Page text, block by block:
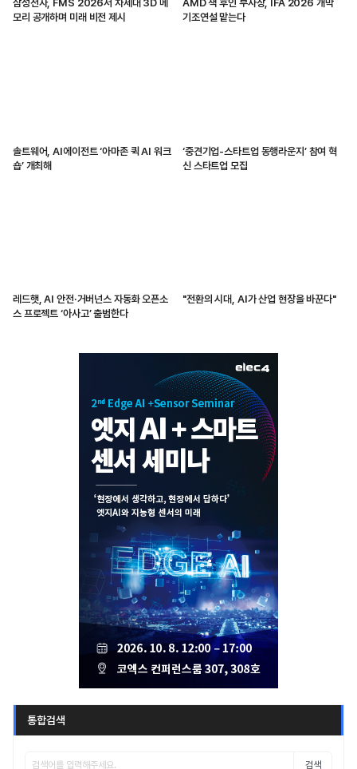
삼성전자, FMS 2026서 차세대 3D 메
모리 공개하며 미래 비전 제시
AMD 잭 후인 부사장, IFA 2026 개막
기조연설 맡는다
솔트웨어, AI에이전트 ‘아마존 퀵 AI 워크
숍’ 개최해
‘중견기업-스타트업 동행라운지’ 참여 혁
신 스타트업 모집
레드햇, AI 안전·거버넌스 자동화 오픈소
스 프로젝트 ‘아사고’ 출범한다
"전환의 시대, AI가 산업 현장을 바꾼다"
통합검색
검색